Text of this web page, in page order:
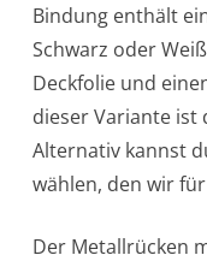
Bindung enthält
Schwarz oder
Deckfolie und
dieser Variante ist
Alternativ kannst
wählen, den wir
Der Metallrücken